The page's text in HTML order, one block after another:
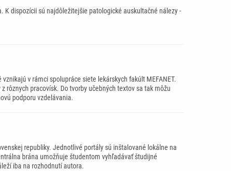
dispozícii sú najdôležitejšie patologické auskultačné nálezy -
v rámci spolupráce siete lekárskych fakúlt MEFANET.
rôznych pracovísk. Do tvorby učebných textov sa tak môžu
podporu vzdelávania.
republiky. Jednotlivé portály sú inštalované lokálne na
brána umožňuje študentom vyhľadávať študijné
iba na rozhodnutí autora.